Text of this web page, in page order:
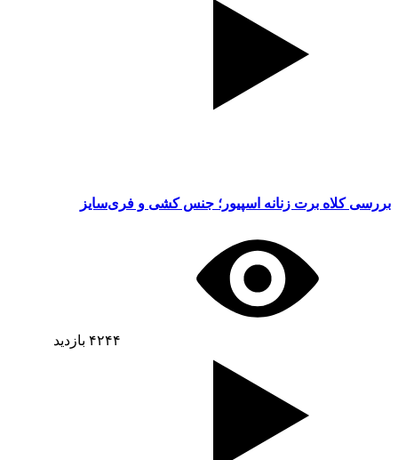
بررسی کلاه برت زنانه اسپیور؛ جنس کشی و فری‌سایز
۴۲۴۴ بازدید